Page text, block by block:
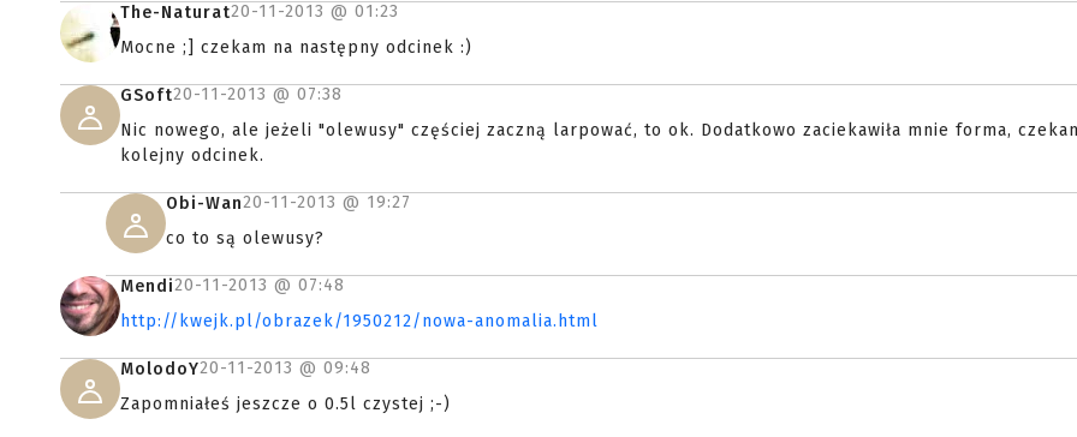
The-Naturat20-11-2013 @ 01:23
Mocne ;] czekam na następny odcinek :)
GSoft20-11-2013 @ 07:38
Nic nowego, ale jeżeli "olewusy" częściej zaczną larpować, to ok. Dodatkowo zaciekawiła mnie forma,
kolejny odcinek.
Obi-Wan20-11-2013 @ 19:27
co to są olewusy?
Mendi20-11-2013 @ 07:48
http://kwejk.pl/obrazek/1950212/nowa-anomalia.html
MolodoY20-11-2013 @ 09:48
Zapomniałeś jeszcze o 0.5l czystej ;-)